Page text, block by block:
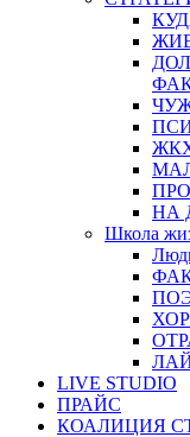
НА
Школа
LIVE STUDIO
ПРАЙС
КОАЛИЦИЯ